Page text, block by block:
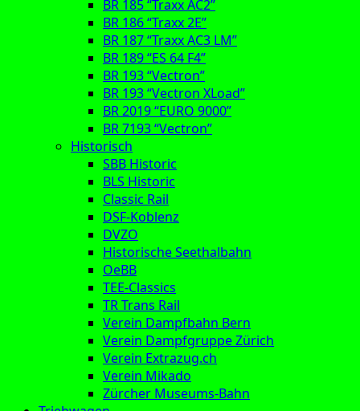
BR 185 “Traxx AC2”
BR 186 “Traxx 2E”
BR 187 “Traxx AC3 LM”
BR 189 “ES 64 F4”
BR 193 “Vectron”
BR 193 “Vectron XLoad”
BR 2019 “EURO 9000”
BR 7193 “Vectron”
Historisch
SBB Historic
BLS Historic
Classic Rail
DSF-Koblenz
DVZO
Historische Seethalbahn
OeBB
TEE-Classics
TR Trans Rail
Verein Dampfbahn Bern
Verein Dampfgruppe Zürich
Verein Extrazug.ch
Verein Mikado
Zürcher Museums-Bahn